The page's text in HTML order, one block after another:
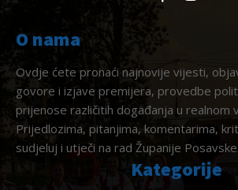
O nama
Ovdje ćete pronaći najnovije vijesti,
govore i izjave premijera, provedbe
prijenose različitih događanja u realnom
Prijedlozima, pitanjima, komentarima,
sudjeluj i utječi na rad Županije Posavske.
Kategorije